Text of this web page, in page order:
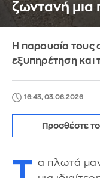
ζωντανή
Η παρουσία τους
εξυπηρέτηση και
16:43, 03.06.2026
Προσθέστε
α πλωτά